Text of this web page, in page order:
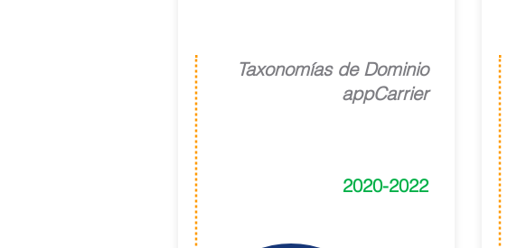
Taxonomías de Dominio
appCarrier
2020-2022